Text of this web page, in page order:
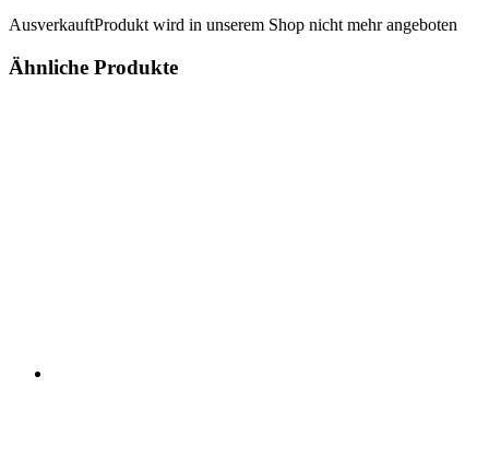
AusverkauftProdukt wird in unserem Shop nicht mehr angeboten
Ähnliche Produkte